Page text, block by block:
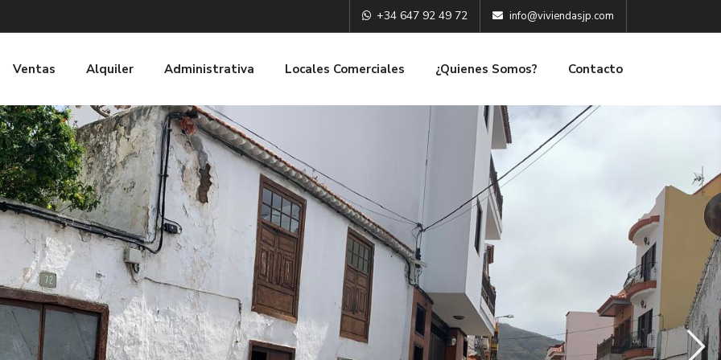
+34 647 92 49 72 info@viviendasjp.com
Ventas Alquiler Administrativa Locales Comerciales ¿Quienes Somos? Contacto